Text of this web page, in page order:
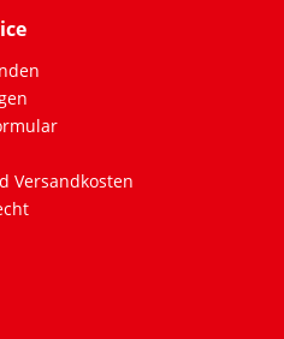
Versandkosten